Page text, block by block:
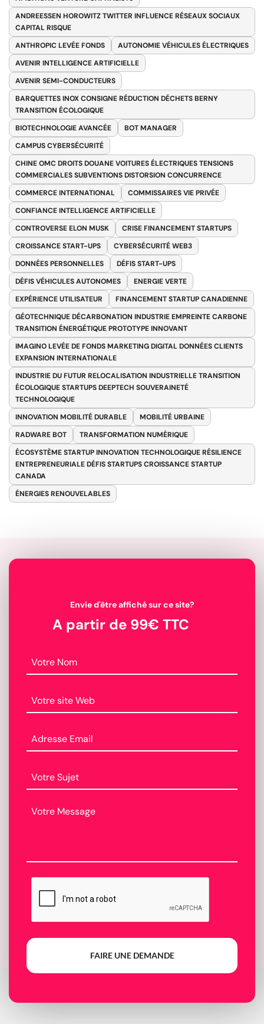
ANDREESSEN HOROWITZ TWITTER INFLUENCE RÉSEAUX SOCIAUX
CAPITAL RISQUE
ANTHROPIC LEVÉE FONDS
AUTONOMIE VÉHICULES ÉLECTRIQUES
AVENIR INTELLIGENCE ARTIFICIELLE
AVENIR SEMI-CONDUCTEURS
BARQUETTES INOX CONSIGNE RÉDUCTION DÉCHETS BERNY
TRANSITION ÉCOLOGIQUE
BIOTECHNOLOGIE AVANCÉE
BOT MANAGER
CAMPUS CYBERSÉCURITÉ
CHINE OMC DROITS DOUANE VOITURES ÉLECTRIQUES TENSIONS
COMMERCIALES SUBVENTIONS DISTORSION CONCURRENCE
COMMERCE INTERNATIONAL
COMMISSAIRES VIE PRIVÉE
CONFIANCE INTELLIGENCE ARTIFICIELLE
CONTROVERSE ELON MUSK
CRISE FINANCEMENT STARTUPS
CROISSANCE START-UPS
CYBERSÉCURITÉ WEB3
DONNÉES PERSONNELLES
DÉFIS START-UPS
DÉFIS VÉHICULES AUTONOMES
ENERGIE VERTE
EXPÉRIENCE UTILISATEUR
FINANCEMENT STARTUP CANADIENNE
GÉOTECHNIQUE DÉCARBONATION INDUSTRIE EMPREINTE CARBONE
TRANSITION ÉNERGÉTIQUE PROTOTYPE INNOVANT
IMAGINO LEVÉE DE FONDS MARKETING DIGITAL DONNÉES CLIENTS
EXPANSION INTERNATIONALE
INDUSTRIE DU FUTUR RELOCALISATION INDUSTRIELLE TRANSITION
ÉCOLOGIQUE STARTUPS DEEPTECH SOUVERAINETÉ
TECHNOLOGIQUE
INNOVATION MOBILITÉ DURABLE
MOBILITÉ URBAINE
RADWARE BOT
TRANSFORMATION NUMÉRIQUE
ÉCOSYSTÈME STARTUP INNOVATION TECHNOLOGIQUE RÉSILIENCE
ENTREPRENEURIALE DÉFIS STARTUPS CROISSANCE STARTUP
CANADA
ÉNERGIES RENOUVELABLES
Envie d'être affiché sur ce site?
A partir de 99€ TTC
FAIRE UNE DEMANDE